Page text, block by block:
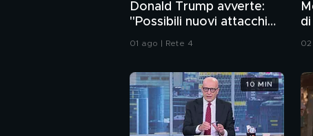
Donald Trump avverte:
"Possibili nuovi attacchi
all'Iran"
01 ago | Rete 4 02
10 MIN